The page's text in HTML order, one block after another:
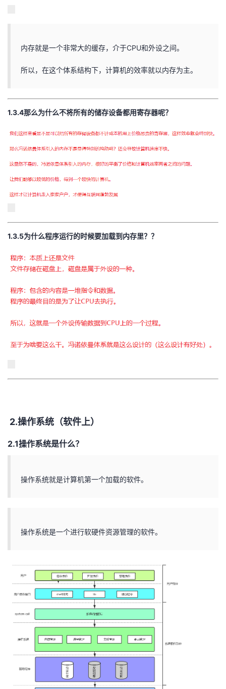
内存就是一个非常大的缓存，介于CPU和外设之间。
所以，在这个体系结构下，计算机的效率就以内存为主。
1.3.4那么为什么不将所有的储存设备都用寄存器呢？
1.3.5为什么程序运行的时候要加载到内存里？？
2.操作系统（软件上）
2.1操作系统是什么？
操作系统就是计算机第一个加载的软件。
操作系统是一个进行软硬件资源管理的软件。